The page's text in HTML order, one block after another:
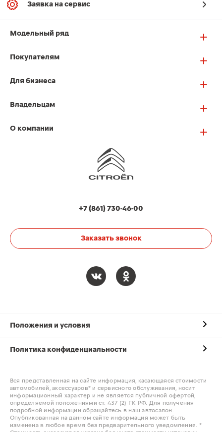
Заявка на сервис
Модельный ряд
Покупателям
Для бизнеса
Владельцам
О компании
+7 (861) 730-46-00
Заказать звонок
Положения и условия
Политика конфиденциальности
Вся представленная на сайте информация, касающаяся стоимости
автомобилей, аксессуаров* и сервисного обслуживания, носит
информационный характер и не является публичной офертой,
определяемой положениями ст. 437 (2) ГК РФ. Для получения
подробной информации обращайтесь в наш автосалон.
Опубликованная на данном сайте информация может быть
изменена в любое время без предварительного уведомления. *